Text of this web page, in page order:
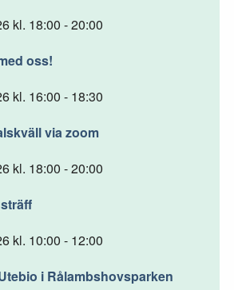
kl. 18:00 - 20:00
oss!
kl. 16:00 - 18:30
via zoom
kl. 18:00 - 20:00
kl. 10:00 - 12:00
i Rålambshovsparken